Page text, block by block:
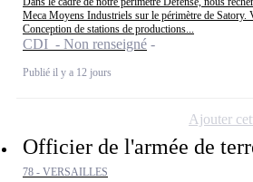
Meca Moyens Industriels sur le périmètre de Satory.
Conception de stations de productions...
CDI - Non renseigné
Publié il y a 12 jours
Officier de l'armée de
78 - VERSAILLES
Ajouter